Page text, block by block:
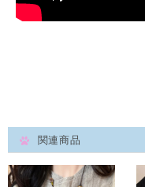
関連商品